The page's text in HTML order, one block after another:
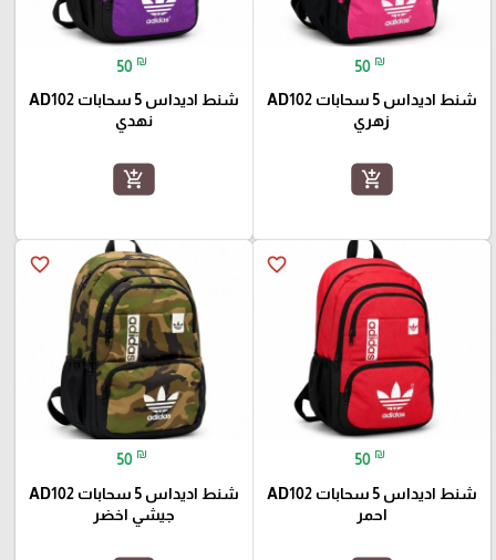
50 ₪
شنط اديداس 5 سحابات AD102
زهري
add_shopping_cart
50 ₪
شنط اديداس 5 سحابات AD102
نهدي
add_shopping_cart
favorite_border
50 ₪
شنط اديداس 5 سحابات AD102
احمر
favorite_border
50 ₪
شنط اديداس 5 سحابات AD102
جيشي اخضر